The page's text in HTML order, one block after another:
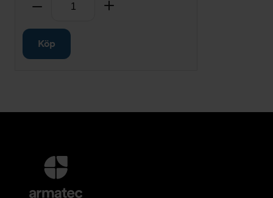
Ta bort
Köp
Ytterligare
information
och